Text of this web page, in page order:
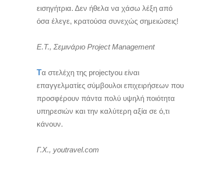
εισηγήτρια. Δεν ήθελα να χάσω λέξη από
όσα έλεγε, κρατούσα συνεχώς σημειώσεις!
Ε.Τ., Σεμινάριο Project Management
Τα στελέχη της projectyou είναι
επαγγελματίες σύμβουλοι επιχειρήσεων που
προσφέρουν πάντα πολύ υψηλή ποιότητα
υπηρεσιών και την καλύτερη αξία σε ό,τι
κάνουν.
Γ.Χ., youtravel.com